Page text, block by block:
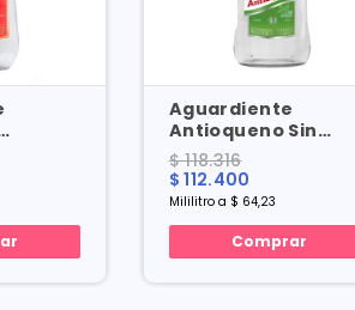
Aguardiente
Antioqueno Sin
Azucar Verde X 1750
Ml
$ 118.316
$ 112.400
Mililitro a $ 64,23
Comprar